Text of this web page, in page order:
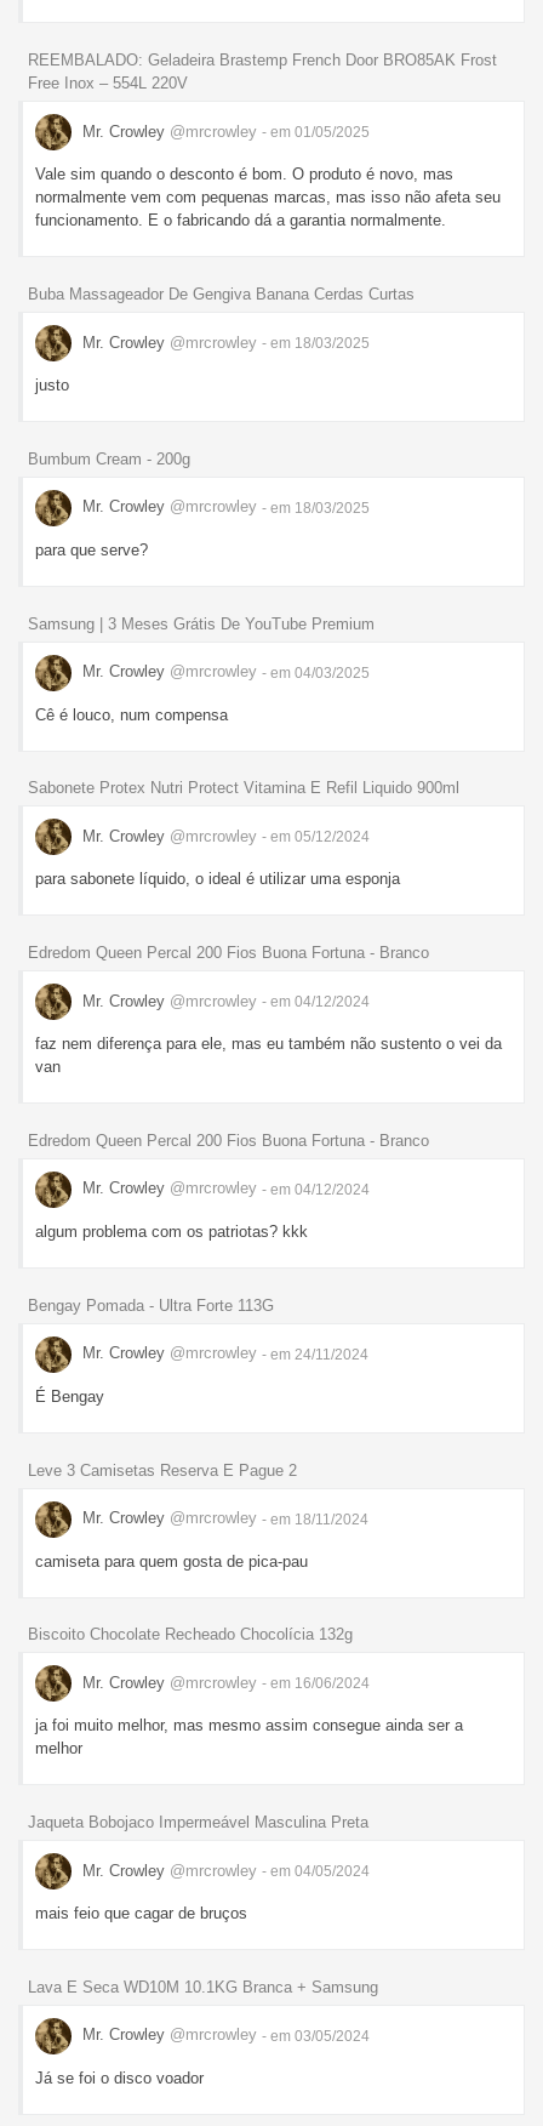
REEMBALADO: Geladeira Brastemp French Door BRO85AK Frost
Free Inox – 554L 220V
Mr. Crowley @mrcrowley - em 01/05/2025
Vale sim quando o desconto é bom. O produto é novo, mas
normalmente vem com pequenas marcas, mas isso não afeta seu
funcionamento. E o fabricando dá a garantia normalmente.
Buba Massageador De Gengiva Banana Cerdas Curtas
Mr. Crowley @mrcrowley - em 18/03/2025
justo
Bumbum Cream - 200g
Mr. Crowley @mrcrowley - em 18/03/2025
para que serve?
Samsung | 3 Meses Grátis De YouTube Premium
Mr. Crowley @mrcrowley - em 04/03/2025
Cê é louco, num compensa
Sabonete Protex Nutri Protect Vitamina E Refil Liquido 900ml
Mr. Crowley @mrcrowley - em 05/12/2024
para sabonete líquido, o ideal é utilizar uma esponja
Edredom Queen Percal 200 Fios Buona Fortuna - Branco
Mr. Crowley @mrcrowley - em 04/12/2024
faz nem diferença para ele, mas eu também não sustento o vei da
van
Edredom Queen Percal 200 Fios Buona Fortuna - Branco
Mr. Crowley @mrcrowley - em 04/12/2024
algum problema com os patriotas? kkk
Bengay Pomada - Ultra Forte 113G
Mr. Crowley @mrcrowley - em 24/11/2024
É Bengay
Leve 3 Camisetas Reserva E Pague 2
Mr. Crowley @mrcrowley - em 18/11/2024
camiseta para quem gosta de pica-pau
Biscoito Chocolate Recheado Chocolícia 132g
Mr. Crowley @mrcrowley - em 16/06/2024
ja foi muito melhor, mas mesmo assim consegue ainda ser a
melhor
Jaqueta Bobojaco Impermeável Masculina Preta
Mr. Crowley @mrcrowley - em 04/05/2024
mais feio que cagar de bruços
Lava E Seca WD10M 10.1KG Branca + Samsung
Mr. Crowley @mrcrowley - em 03/05/2024
Já se foi o disco voador